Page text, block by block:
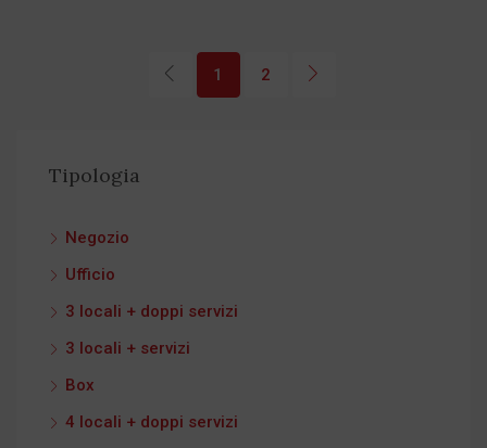
1 2
Tipologia
Negozio
Ufficio
3 locali + doppi servizi
3 locali + servizi
Box
4 locali + doppi servizi